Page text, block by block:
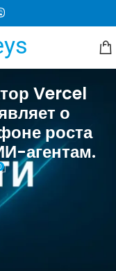
Vercel
о
роста
агентам.
миллионов людей
генеральный директор
в Сан-Франциско на
в мире может